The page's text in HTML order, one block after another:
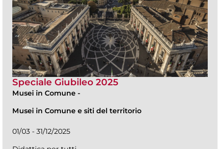
Speciale Giubileo 2025
Musei in Comune -
Musei in Comune e siti del territorio
01/03 - 31/12/2025